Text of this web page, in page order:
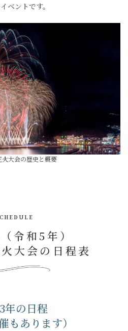
ベントです。
火大会の歴史と概要
令和5年）
大会の日程表
年の日程
もあります）